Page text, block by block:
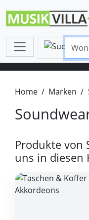
Home Marken
Produkte von
uns in diesen